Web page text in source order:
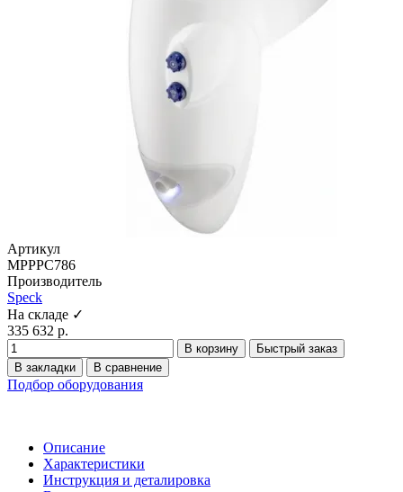
Артикул
МРРРС786
Производитель
Speck
На складе ✓
335 632 р.
В корзину
Быстрый заказ
В закладки
В сравнение
Подбор оборудования
Описание
Характеристики
Инструкция и деталировка